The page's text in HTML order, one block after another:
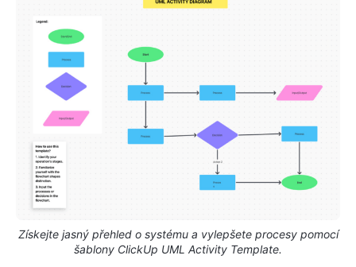
Získejte jasný přehled o systému a vylepšete procesy pomocí
šablony ClickUp UML Activity Template.